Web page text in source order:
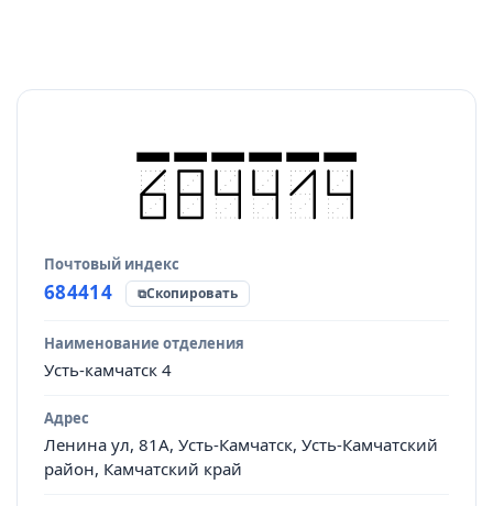
Почтовый индекс
684414 Скопировать
Наименование отделения
Усть-камчатск 4
Адрес
Ленина ул, 81А, Усть-Камчатск, Усть-Камчатский
район, Камчатский край
Источник данных